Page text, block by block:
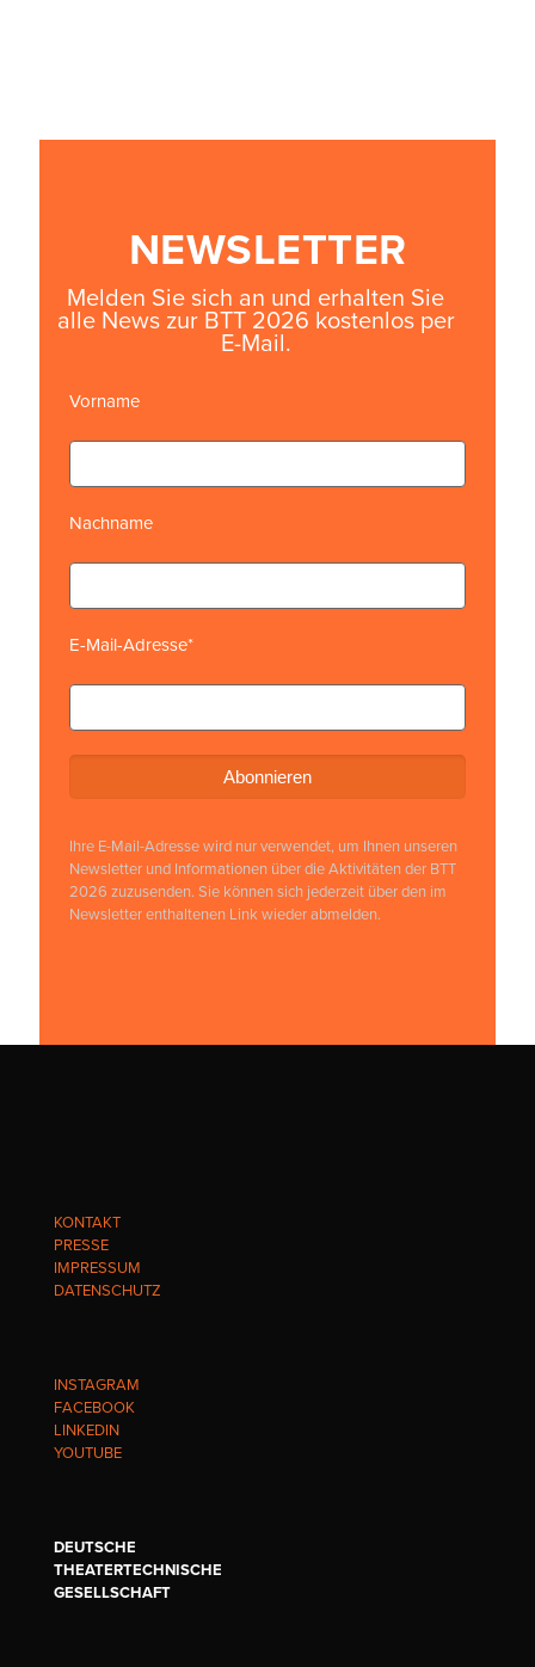
NEWSLETTER
Melden Sie sich an und erhalten Sie
alle News zur BTT 2026 kostenlos per
E-Mail.
Vorname
Nachname
E-Mail-Adresse*
Ihre E-Mail-Adresse wird nur verwendet, um Ihnen unseren
Newsletter und Informationen über die Aktivitäten der BTT
2026 zuzusenden. Sie können sich jederzeit über den im
Newsletter enthaltenen Link wieder abmelden.
KONTAKT
PRESSE
IMPRESSUM
DATENSCHUTZ
INSTAGRAM
FACEBOOK
LINKEDIN
YOUTUBE
DEUTSCHE
THEATERTECHNISCHE
GESELLSCHAFT